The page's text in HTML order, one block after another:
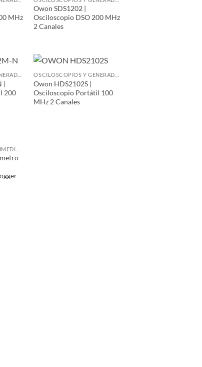
MHz
Owon SDS1202 |
Osciloscopio DSO 200 MHz
2 Canales
|
200
Owon HDS2102S |
Osciloscopio Portátil 100
MHz 2 Canales